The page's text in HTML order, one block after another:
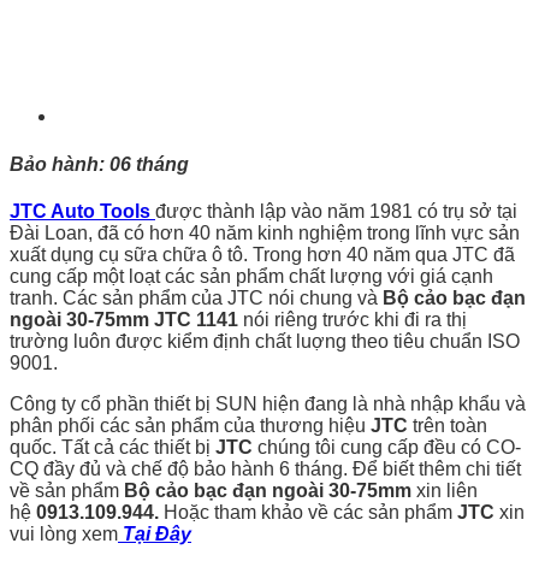
Bảo hành: 06 tháng
JTC Auto Tools được thành lập vào năm 1981 có trụ sở tại
Đài Loan, đã có hơn 40 năm kinh nghiệm trong lĩnh vực sản
xuất dụng cụ sữa chữa ô tô. Trong hơn 40 năm qua JTC đã
cung cấp một loạt các sản phẩm chất lượng với giá cạnh
tranh. Các sản phẩm của JTC nói chung và Bộ cảo bạc đạn
ngoài 30-75mm JTC 1141 nói riêng trước khi đi ra thị
trường luôn được kiểm định chất luợng theo tiêu chuẩn ISO
9001.
Công ty cổ phần thiết bị SUN hiện đang là nhà nhập khẩu và
phân phối các sản phẩm của thương hiệu JTC trên toàn
quốc. Tất cả các thiết bị JTC chúng tôi cung cấp đều có CO-
CQ đầy đủ và chế độ bảo hành 6 tháng. Để biết thêm chi tiết
về sản phẩm Bộ cảo bạc đạn ngoài 30-75mm xin liên
hệ 0913.109.944. Hoặc tham khảo về các sản phẩm JTC xin
vui lòng xem Tại Đây